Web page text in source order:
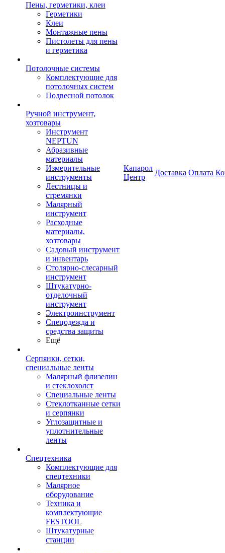
Пены, герметики, клеи
Герметики
Клеи
Монтажные пены
Пистолеты для пены
и герметика
Потолочные системы
Комплектующие для
потолочных систем
Подвесной потолок
Ручной инструмент,
хозтовары
Инструмент
NEPTUN
Абразивные
материалы
Измерительные
инструменты
Лестницы и
стремянки
Малярный
инструмент
Расходные
материалы,
хозтовары
Садовый инструмент
и инвентарь
Столярно-слесарный
инструмент
Штукатурно-
отделочный
инструмент
Электроинструмент
Спецодежда и
средства защиты
Ещё
Серпянки, сетки,
специальные ленты
Малярный флизелин
и стеклохолст
Специальные ленты
Стеклотканные сетки
и серпянки
Углозащитные и
уплотнительные
ленты
Спецтехника
Комплектующие для
спецтехники
Малярное
оборудование
Техника и
комплектующие
FESTOOL
Штукатурные
станции
Капарол
Центр
Доставка Оплата